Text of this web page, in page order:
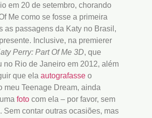
em 20 de setembro, chorando
Me como se fosse a primeira
as passagens da Katy no Brasil,
Inclusive, na premierer
Perry: Part Of Me 3D, que
no Rio de Janeiro em 2012, além
que elaautografasse o
meu Teenage Dream, ainda
foto com ela – por favor, sem
Sem contar outras ocasiões, mas